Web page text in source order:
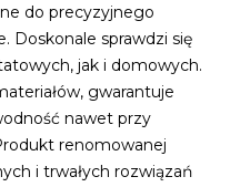
do precyzyjnego
Doskonale sprawdzi się
jak i domowych.
gwarantuje
nawet przy
renomowanej
i trwałych rozwiązań